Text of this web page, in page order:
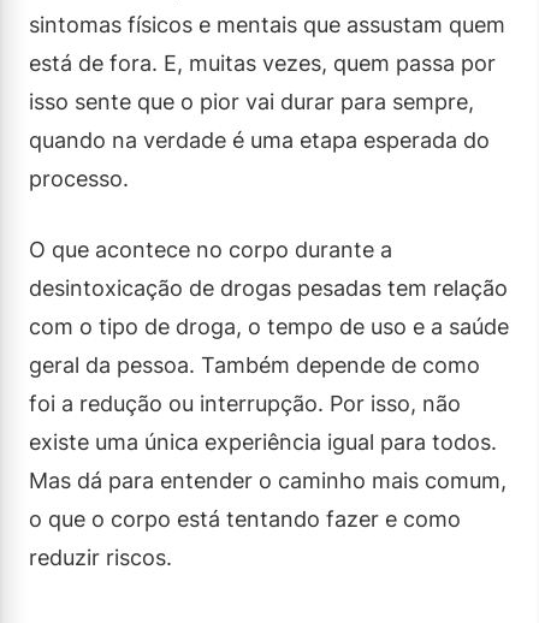
sintomas físicos e mentais que assustam quem
está de fora. E, muitas vezes, quem passa por
isso sente que o pior vai durar para sempre,
quando na verdade é uma etapa esperada do
processo.
O que acontece no corpo durante a
desintoxicação de drogas pesadas tem relação
com o tipo de droga, o tempo de uso e a saúde
geral da pessoa. Também depende de como
foi a redução ou interrupção. Por isso, não
existe uma única experiência igual para todos.
Mas dá para entender o caminho mais comum,
o que o corpo está tentando fazer e como
reduzir riscos.